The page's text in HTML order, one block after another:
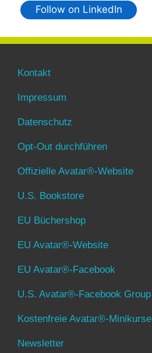
Follow on LinkedIn
Kontakt
Impressum
Datenschutz
Opt-Out durchführen
Offizielle Avatar®-Website
U.S. Bookstore
EU Büchershop
EU Avatar®-Website
EU Avatar®-Facebook
U.S. Avatar®-Facebook Group
Kostenfreie Avatar®-Minikurse
Newsletter